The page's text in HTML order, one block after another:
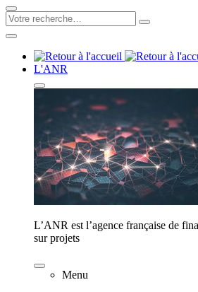
L'ANR
L’ANR est l’agence française de
sur projets
Menu